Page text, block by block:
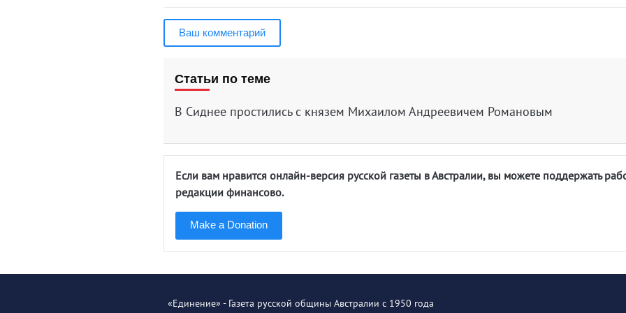
Ваш комментарий
Статьи по теме
В Сиднее простились с князем Михаилом Андреевичем Романовым
Если вам нравится онлайн-версия русской газеты в Австралии, вы можете поддержать
редакции финансово.
Make a Donation
«Единение» - Газета русской общины Австралии с 1950 года